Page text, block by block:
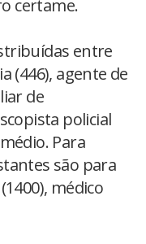
certame.
entre
(446), agente de
de
policial
Para
são para
médico